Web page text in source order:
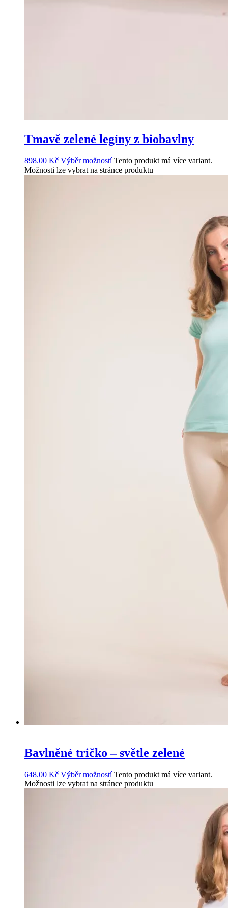
Tmavě zelené legíny z biobavlny
898.00 Kč Výběr možností Tento produkt má více variant.
Možnosti lze vybrat na stránce produktu
Bavlněné tričko – světle zelené
648.00 Kč Výběr možností Tento produkt má více variant.
Možnosti lze vybrat na stránce produktu